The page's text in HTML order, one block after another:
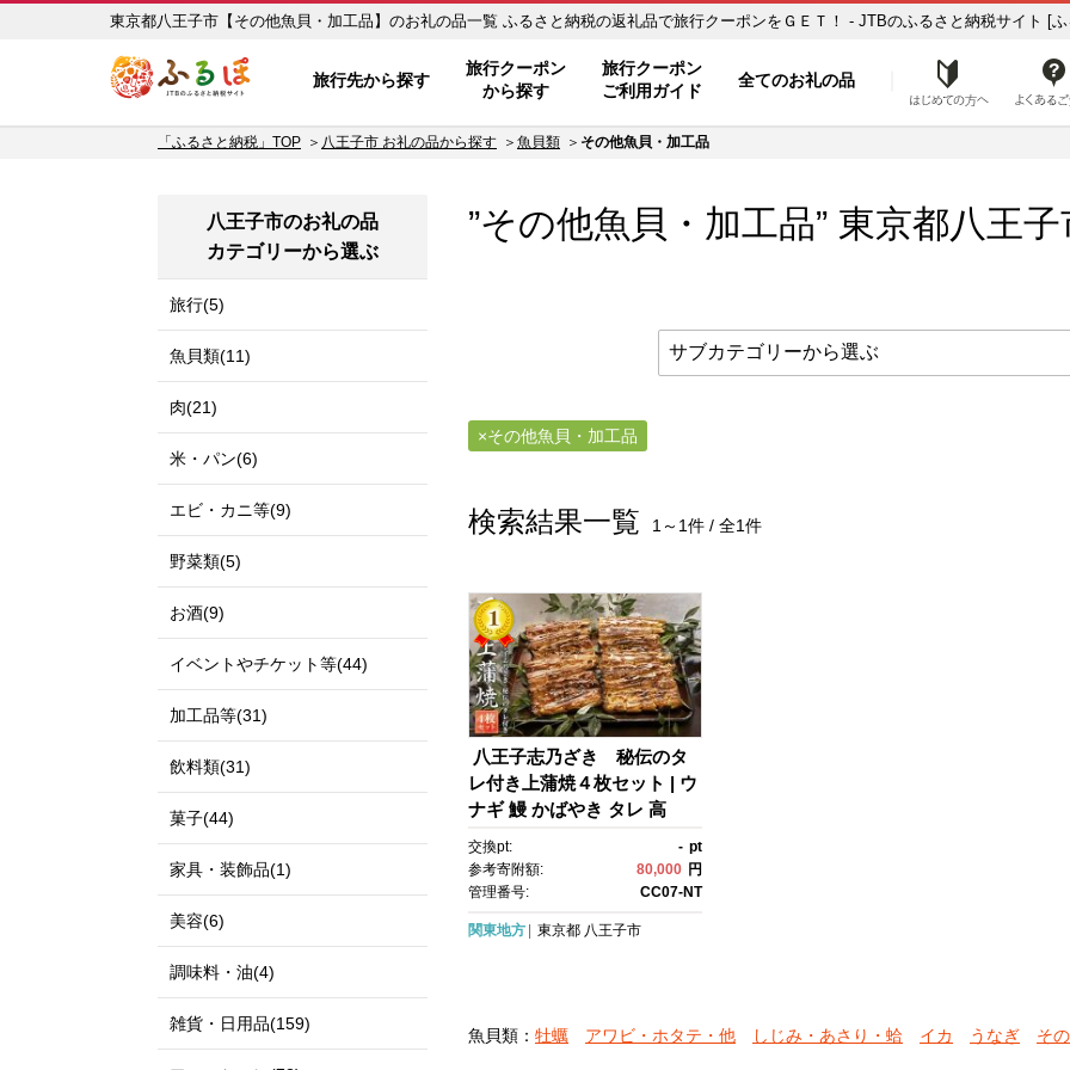
東京都八王子市【その他魚貝・加工品】のお礼の品一覧 ふるさと納税の返礼品で旅行クーポンをＧＥＴ！ - JTBのふるさと納税サイト
旅行先から探す
旅行クーポン
から探す
旅行クーポン
ご利用ガイド
全てのお礼の品 はじめ
「ふるさと納税」TOP 八王子市 お礼の品から探す 魚貝類 その他魚貝・加工品
”その他魚貝・加工品” 東京都八王子
その他魚貝・加工品
検索結果一覧 1～1件 / 全1件
八王子志乃ざき 秘伝のタ
レ付き上蒲焼４枚セット | ウ
ナギ 鰻 かばやき タレ 高
級 和食 贈答用 おいしい 送料
無料 東京 八王子
交換pt: - pt
参考寄附額:
80,000 円
管理番号:
CC07-NT
関東地方 東京都 八王子市
魚貝類： 牡蠣 アワビ・ホタテ・他 しじみ・あさり・蛤 イカ うなぎ そ
八王子市のお礼の品
カテゴリーから選ぶ
旅行(5)
魚貝類(11)
肉(21)
米・パン(6)
エビ・カニ等(9)
野菜類(5)
お酒(9)
イベントやチケット等(44)
加工品等(31)
飲料類(31)
菓子(44)
家具・装飾品(1)
美容(6)
調味料・油(4)
雑貨・日用品(159)